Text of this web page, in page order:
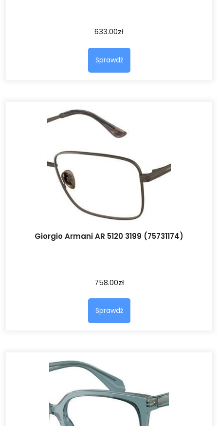
633.00zł
Sprawdź
Giorgio Armani AR 5120 3199 (75731174)
758.00zł
Sprawdź